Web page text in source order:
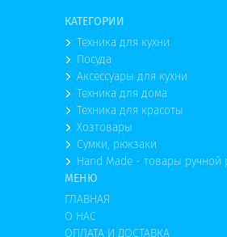
КАТЕГОРИИ
Техника для кухни
Посуда
Аксессуары для кухни
Техника для дома
Техника для красоты
Хозтовары
Сумки, рюкзаки
Hand Made - товары ручной
МЕНЮ
ГЛАВНАЯ
О НАС
ОПЛАТА И ДОСТАВКА